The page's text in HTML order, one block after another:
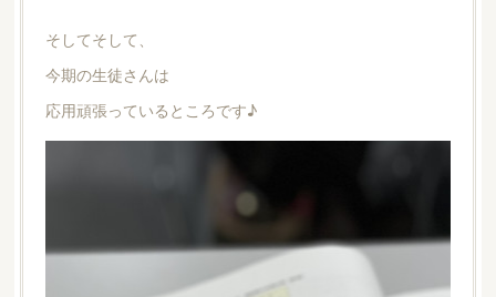
そしてそして、
今期の生徒さんは
応用頑張っているところです♪